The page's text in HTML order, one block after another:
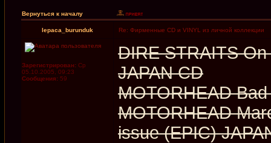
Вернуться к началу
lepaca_burunduk Re: Фирменные CD и VINYL из личной коллекции
Зарегистрирован: Ср
05.10.2005, 09:23
Сообщения: 59
DIRE STRAITS
JAPAN CD
MOTORHEAD
MOTORHEAD
issue (EPIC)